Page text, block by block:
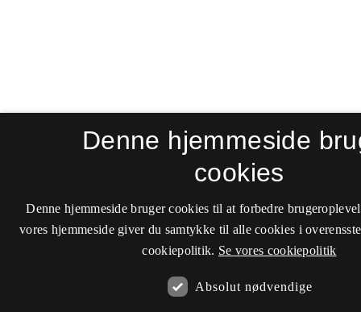
Denne hjemmeside
cookies
Denne hjemmeside bruger cookies til at forbedre
vores hjemmeside giver du samtykke til alle cookies i
cookiepolitik. Se vores cookiepolitik
Absolut nødvendige